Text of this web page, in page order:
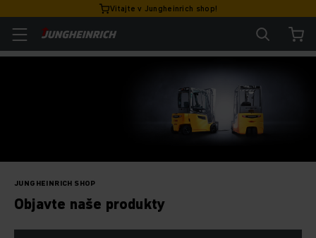
Vitajte v Jungheinrich shop!
JUNGHEINRICH SHOP
Objavte naše produkty